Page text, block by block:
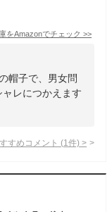
をAmazonでチェック >>
帽子で、男女問
レにつかえます
すめコメント (1 件) >